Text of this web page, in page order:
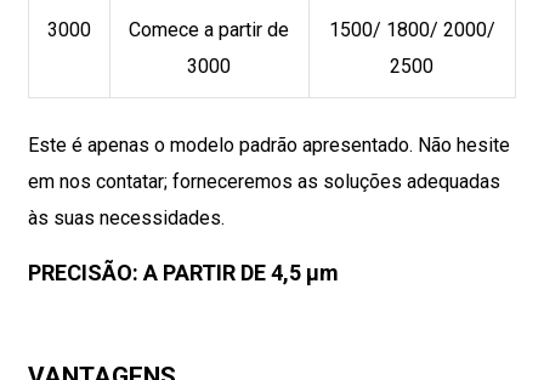
3000
Comece a partir de
3000
1500/ 1800/ 2000/
2500
Este é apenas o modelo padrão apresentado. Não hesite
em nos contatar; forneceremos as soluções adequadas
às suas necessidades.
PRECISÃO: A PARTIR DE 4,5 µm